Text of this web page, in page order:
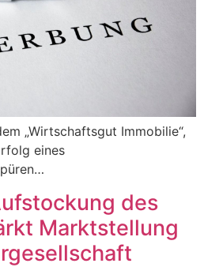
„Wirtschaftsgut Immobilie“,
eines
des
Marktstellung